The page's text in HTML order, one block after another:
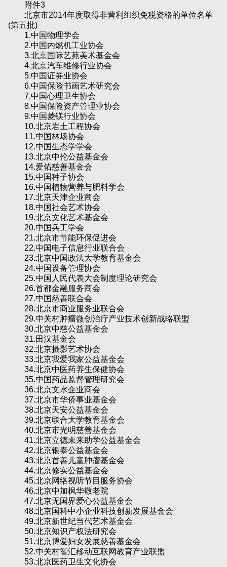
附件3
北京市2014年度取得非营利组织免税资格的单位名单
(第五批)
1.中国物理学会
2.中国内燃机工业协会
3.北京国际艺苑美术基金会
4.北京汽车维修行业协会
5.中国证券业协会
6.中国保险书画艺术研究会
7.中国心理卫生协会
8.中国保险资产管理业协会
9.中国菱镁行业协会
10.北京岩土工程协会
11.中国林场协会
12.中国生态学学会
13.北京中伦公益基金会
14.爱佑慈善基金会
15.中国种子协会
16.中国植物营养与肥料学会
17.北京天津企业商会
18.中国社会艺术协会
19.北京文化艺术基金会
20.中国兵工学会
21.北京市节能环保促进会
22.中国电子信息行业联合会
23.北京中国政法大学教育基金会
24.中国设备管理协会
25.中国人民代表大会制度理论研究会
26.首都金融服务商会
27.中国慈善联合会
28.北京市商业服务业联合会
29.中关村肿瘤微创治疗产业技术创新战略联盟
30.北京中慈公益基金会
31.田汉基金会
32.北京摄影艺术协会
33.北京我爱我家公益基金会
34.北京中医药养生保健协会
35.中国药品监督管理研究会
36.北京文水企业商会
37.北京市华侨事业基金会
38.北京天安公益基金会
39.北京联合大学教育基金会
40.北京市光明慈善基金会
41.北京立德未来助学公益基金会
42.北京银泰公益基金会
43.北京首善儿童肿瘤基金会
44.北京修实公益基金会
45.北京网络视听节目服务协会
46.北京中加枫华敬老院
47.北京无国界爱心公益基金会
48.北京国科中小企业科技创新发展基金会
49.北京新世纪当代艺术基金会
50.北京知识产权法研究会
51.北京博爱妇女发展慈善基金会
52.中关村智汇移动互联网教育产业联盟
53.北京医药卫生文化协会